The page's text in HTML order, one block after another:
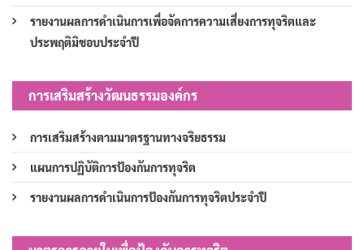
รายงานผลการดำเนินการเพื่อจัดการความเสี่ยงการทุจริตและ
ประพฤติมิชอบประจำปี
การเสริมสร้างวัฒนธรรมองค์กร
การเสริมสร้างตามมาตรฐานทางจริยธรรม
แผนการปฏิบัติการป้องกันการทุจริต
รายงานผลการดำเนินการป้องกันการทุจริตประจำปี